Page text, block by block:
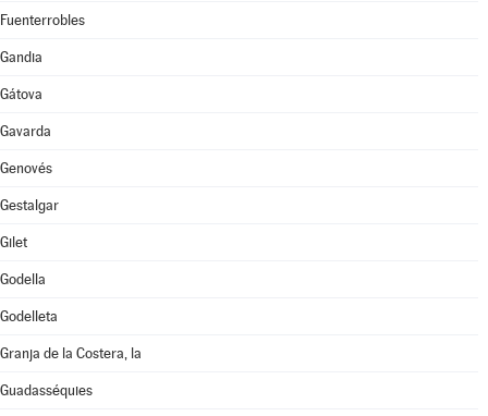
Fuenterrobles
Gandia
Gátova
Gavarda
Genovés
Gestalgar
Gilet
Godella
Godelleta
Granja de la Costera, la
Guadasséquies